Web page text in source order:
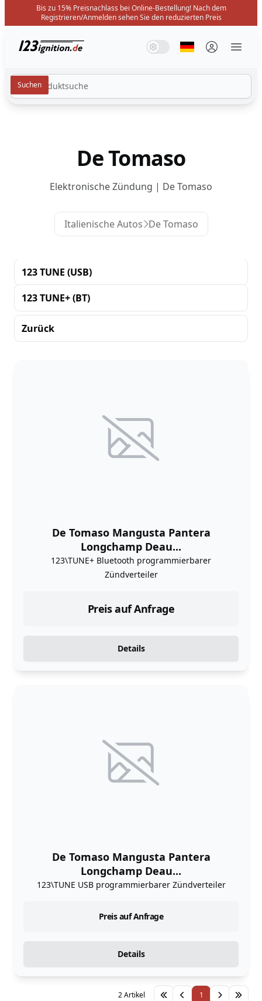
Bis zu 15% Preisnachlass bei Online-Bestellung! Nach dem
Registrieren/Anmelden sehen Sie den reduzierten Preis
123ignition.de Systemmodus
Lichtmodus
Dunkelmodus
Sprache
De Tomaso
Elektronische Zündung | De Tomaso
Italienische Autos De Tomaso
123 TUNE (USB)
123 TUNE+ (BT)
Zurück
De Tomaso Mangusta Pantera
Longchamp Deau...
123\TUNE+ Bluetooth programmierbarer
Zündverteiler
Preis auf Anfrage
Details
De Tomaso Mangusta Pantera
Longchamp Deau...
123\TUNE USB programmierbarer Zündverteiler
Preis auf Anfrage
Details
1
2 Artikel